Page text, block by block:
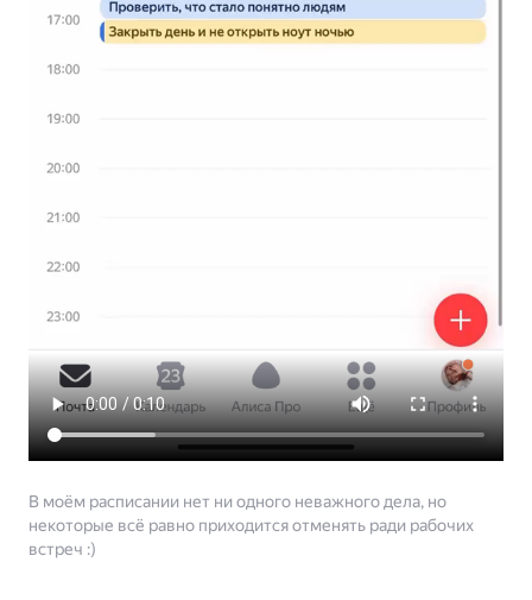
В моём расписании нет ни одного неважного дела, но
некоторые всё равно приходится отменять ради рабочих
встреч :)